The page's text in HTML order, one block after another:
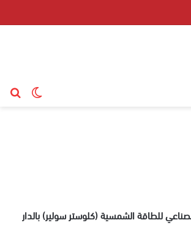
للطاقة الشمسية (كلوستر سولير) بالدار